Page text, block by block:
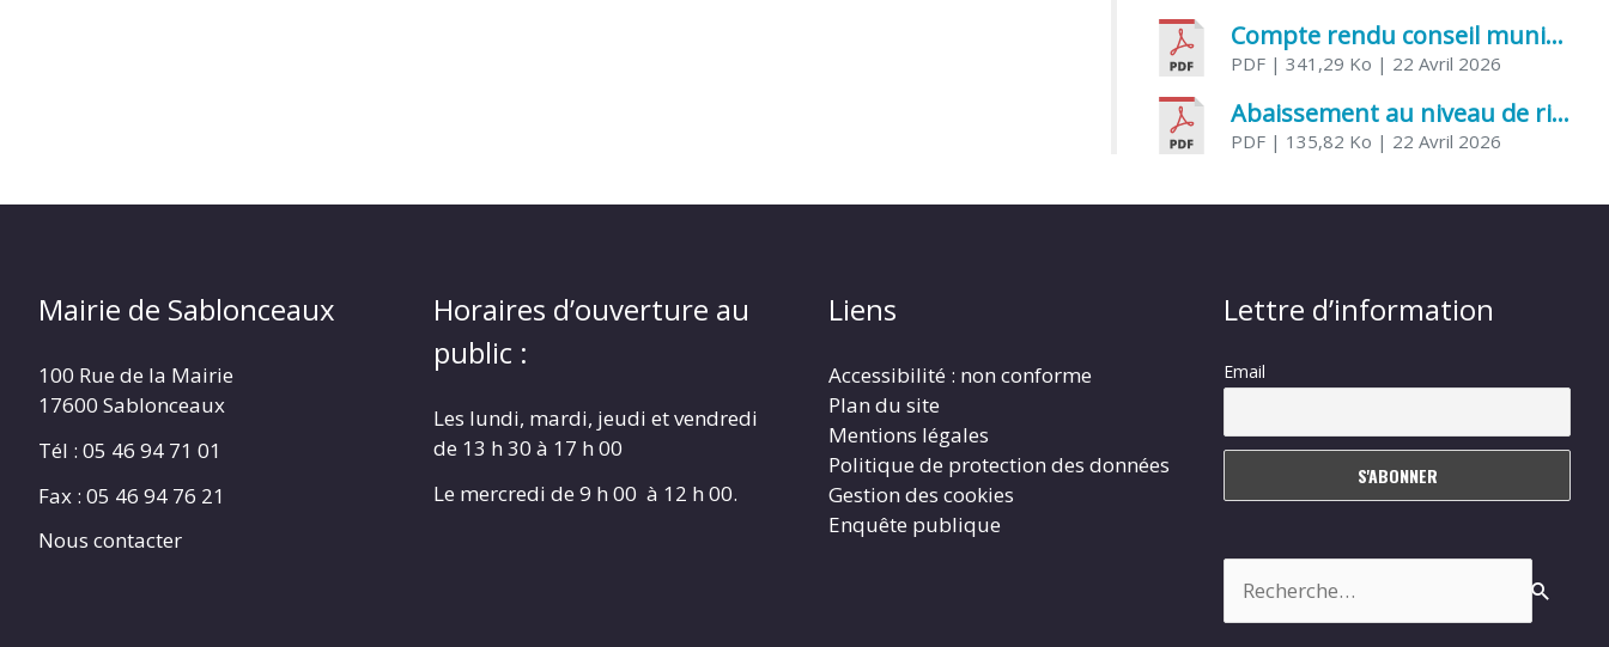
Compte rendu conseil municipal – 7 avril 2026
PDF | 341,29 Ko | 22 Avril 2026
Abaissement au niveau de risque modéré de l’Influenza aviaire
PDF | 135,82 Ko | 22 Avril 2026
Mairie de Sablonceaux
100 Rue de la Mairie
17600 Sablonceaux
Tél : 05 46 94 71 01
Fax : 05 46 94 76 21
Nous contacter
Horaires d’ouverture au
public :
Les lundi, mardi, jeudi et vendredi
de 13 h 30 à 17 h 00
Le mercredi de 9 h 00 à 12 h 00.
Liens
Accessibilité : non conforme
Plan du site
Mentions légales
Politique de protection des données
Gestion des cookies
Enquête publique
Lettre d’information
Email